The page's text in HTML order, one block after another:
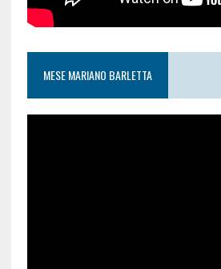
MESE MARIANO BARLETTA